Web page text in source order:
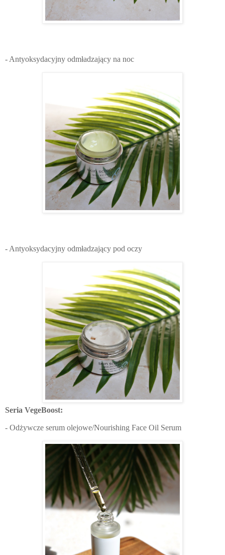
- Antyoksydacyjny odmładzający na noc
- Antyoksydacyjny odmładzający pod oczy
Seria VegeBoost:
- Odżywcze serum olejowe/Nourishing Face Oil Serum